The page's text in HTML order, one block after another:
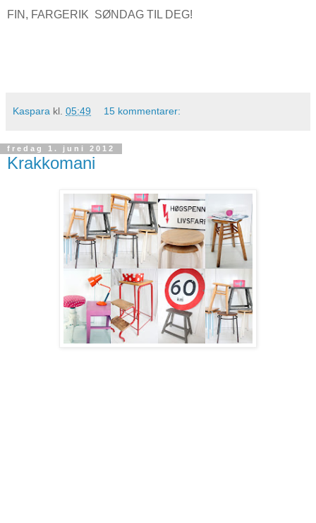
FIN, FARGERIK SØNDAG TIL DEG!
Kaspara kl. 05:49 15 kommentarer:
fredag 1. juni 2012
Krakkomani